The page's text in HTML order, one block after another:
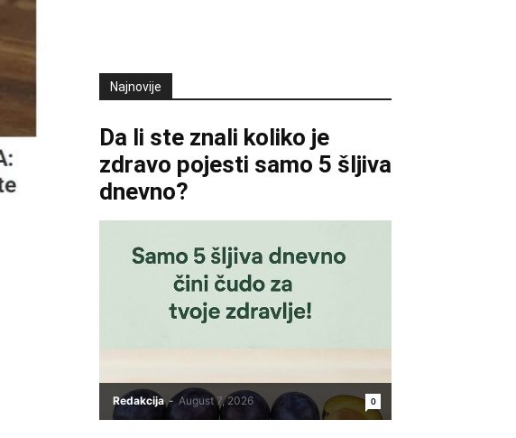
Najnovije
Da li ste znali koliko je
zdravo pojesti samo 5 šljiva
dnevno?
Redakcija - August 7, 2026 0